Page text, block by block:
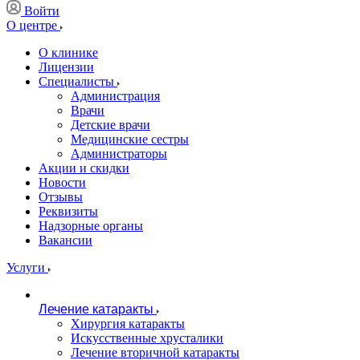
Войти
О центре
О клинике
Лицензии
Специалисты
Администрация
Врачи
Детские врачи
Медицинские сестры
Администраторы
Акции и скидки
Новости
Отзывы
Реквизиты
Надзорные органы
Вакансии
Услуги
Лечение катаракты
Хирургия катаракты
Искусственные хрусталики
Лечение вторичной катаракты